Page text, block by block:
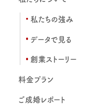
私たちの強み
データで見る
創業ストーリー
料金プラン
ご成婚レポート